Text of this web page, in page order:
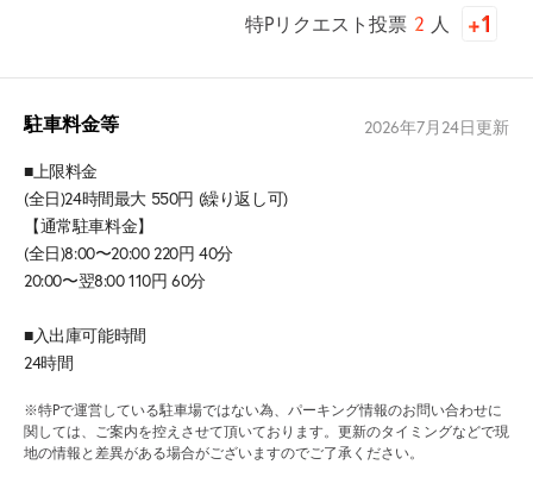
特Pリクエスト投票 2 人
駐車料金等 2026年7月24日更新
■上限料金
(全日)24時間最大 550円 (繰り返し可)
【通常駐車料金】
(全日)8:00〜20:00 220円 40分
20:00〜翌8:00 110円 60分
■入出庫可能時間
24時間
※特Pで運営している駐車場ではない為、パーキング情報のお問い合わせに
関しては、ご案内を控えさせて頂いております。更新のタイミングなどで現
地の情報と差異がある場合がございますのでご了承ください。